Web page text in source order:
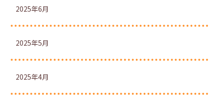
2025年6月
2025年5月
2025年4月